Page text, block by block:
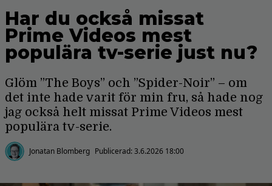
Har du också missat
Prime Videos mest
populära tv-serie just nu?
Glöm ”The Boys” och ”Spider-Noir” – om
det inte hade varit för min fru, så hade nog
jag också helt missat Prime Videos mest
populära tv-serie.
Jonatan Blomberg Publicerad:3.6.2026 18:00